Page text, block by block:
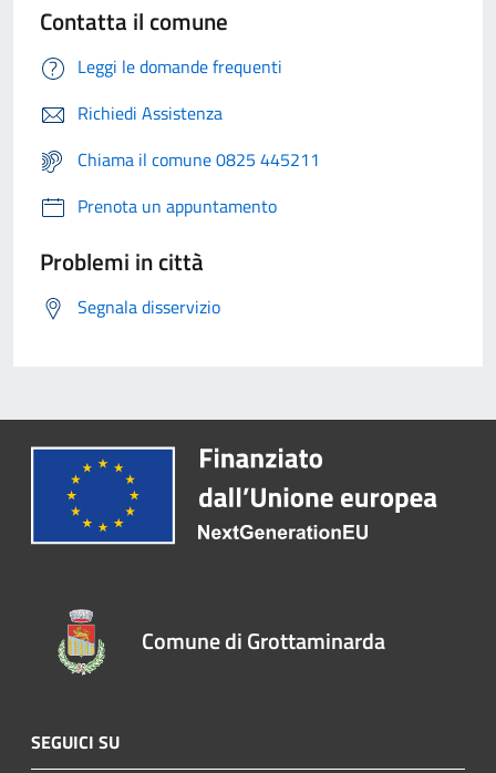
Contatta il comune
Leggi le domande frequenti
Richiedi Assistenza
Chiama il comune 0825 445211
Prenota un appuntamento
Problemi in città
Segnala disservizio
Comune di Grottaminarda
SEGUICI SU